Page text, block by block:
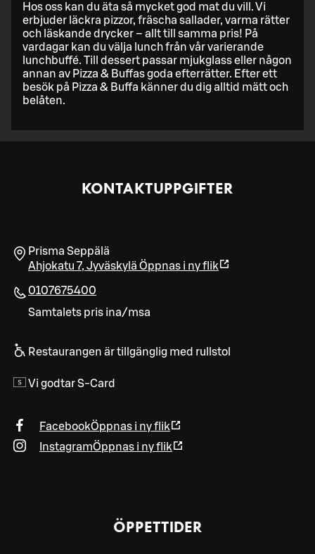
Hos oss kan du äta så mycket god mat du vill. Vi
erbjuder läckra pizzor, fräscha sallader, varma rätter
och läskande drycker – allt till samma pris! På
vardagar kan du välja lunch från vår varierande
lunchbuffé. Till dessert passar mjukglass eller någon
annan av Pizza & Buffas goda efterrätter. Efter ett
besök på Pizza & Buffa känner du dig alltid mätt och
belåten.
KONTAKTUPPGIFTER
Prisma Seppälä
Ahjokatu 7, Jyväskylä Öppnas i ny flik
0107675400
Samtalets pris ina/msa
Restaurangen är tillgänglig med rullstol
Vi godtar S-Card
FacebookÖppnas i ny flik
InstagramÖppnas i ny flik
ÖPPETTIDER